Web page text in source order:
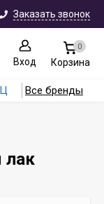
Заказать звонок
Вход
0
Корзина
Ц Все бренды
лак